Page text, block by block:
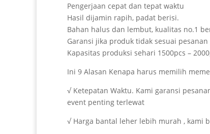
Pengerjaan cepat dan tepat waktu
Hasil dijamin rapih, padat berisi.
Bahan halus dan lembut, kualitas no.1
Garansi jika produk tidak sesuai
Kapasitas produksi sehari 1500pcs –
Ini 9 Alasan Kenapa harus memilih
√ Ketepatan Waktu. Kami garansi
event penting terlewat
√ Harga bantal leher lebih murah , kami